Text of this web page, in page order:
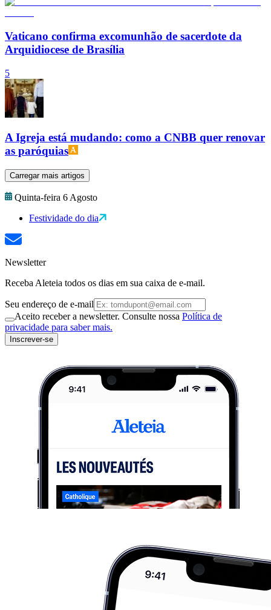
Vaticano confirma excomunhão de sacerdote da
Arquidiocese de Brasília
5
A Igreja está mudando: como a CNBB quer renovar
as paróquias
Carregar mais artigos
Quinta-feira 6 Agosto
Festividade do dia
Newsletter
Receba Aleteia todos os dias em sua caixa de e-mail.
Seu endereço de e-mail
Aceito receber a newsletter. Consulte nossa Política de
privacidade para saber mais.
Inscrever-se